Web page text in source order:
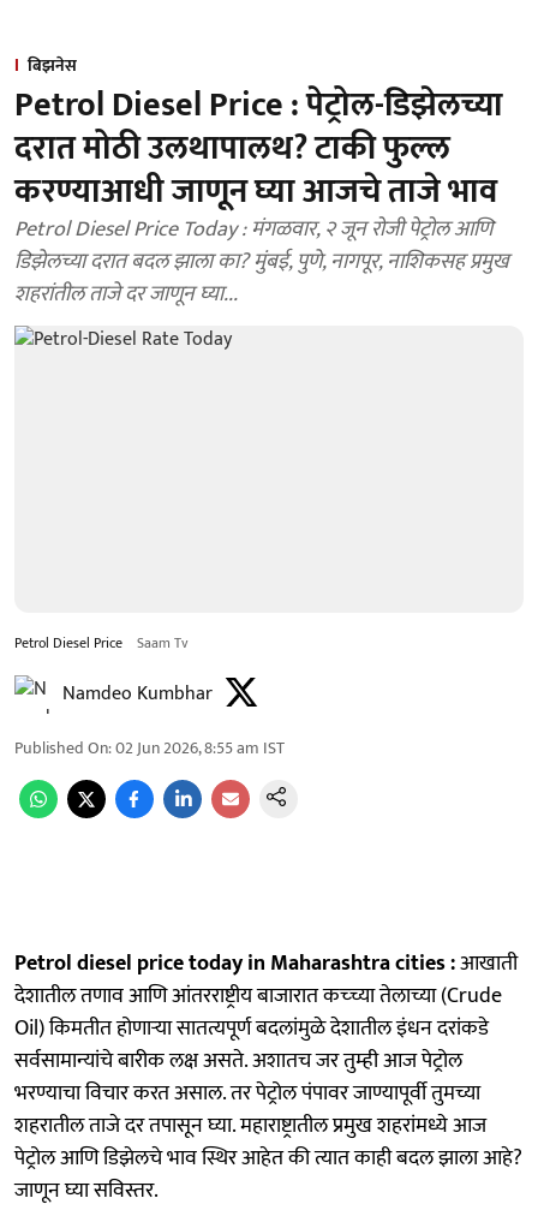
बिझनेस
Petrol Diesel Price : पेट्रोल-डिझेलच्या
दरात मोठी उलथापालथ? टाकी फुल्ल
करण्याआधी जाणून घ्या आजचे ताजे भाव
Petrol Diesel Price Today : मंगळवार, २ जून रोजी पेट्रोल आणि
डिझेलच्या दरात बदल झाला का? मुंबई, पुणे, नागपूर, नाशिकसह प्रमुख
शहरांतील ताजे दर जाणून घ्या...
Petrol Diesel Price Saam Tv
Namdeo Kumbhar
Published On:02 Jun 2026, 8:55 am IST
Petrol diesel price today in Maharashtra cities :आखाती
देशातील तणाव आणि आंतरराष्ट्रीय बाजारात कच्च्या तेलाच्या (Crude
Oil) किमतीत होणाऱ्या सातत्यपूर्ण बदलांमुळे देशातील इंधन दरांकडे
सर्वसामान्यांचे बारीक लक्ष असते. अशातच जर तुम्ही आज पेट्रोल
भरण्याचा विचार करत असाल. तर पेट्रोल पंपावर जाण्यापूर्वी तुमच्या
शहरातील ताजे दर तपासून घ्या. महाराष्ट्रातील प्रमुख शहरांमध्ये आज
पेट्रोल आणि डिझेलचे भाव स्थिर आहेत की त्यात काही बदल झाला आहे?
जाणून घ्या सविस्तर.